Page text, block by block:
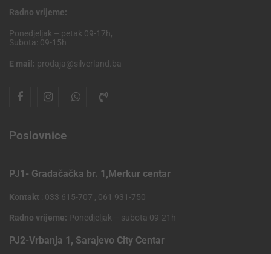
Radno vrijeme:
Ponedjeljak – petak 09-17h,
Subota: 09-15h
E mail: prodaja@silverland.ba
Poslovnice
PJ1- Gradačačka br. 1,Merkur centar
Kontakt : 033 615-707 , 061 931-750
Radno vrijeme: Ponedjeljak – subota 09-21h
PJ2-Vrbanja 1, Sarajevo City Centar